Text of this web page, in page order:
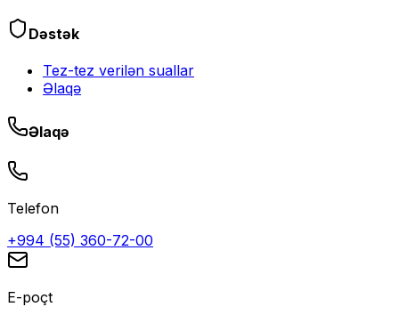
Dəstək
Tez-tez verilən suallar
Əlaqə
Əlaqə
Telefon
+994 (55) 360-72-00
E-poçt